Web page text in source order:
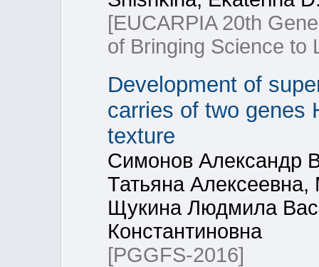
[EUCARPIA 20th
of Bringing Science to
Development of
carries of two genes
texture
Симонов Александр
Татьяна Алексеевна,
Щукина Людмила
Константиновна
[PGGFS-2016]